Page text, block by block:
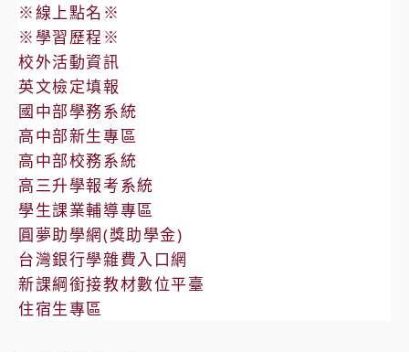
※線上點名※
※學習歷程※
校外活動資訊
英文檢定填報
國中部學務系統
高中部新生專區
高中部校務系統
高三升學報考系統
學生課業輔導專區
圓夢助學網(獎助學金)
台灣銀行學雜費入口網
新課綱銜接教材數位平臺
住宿生專區